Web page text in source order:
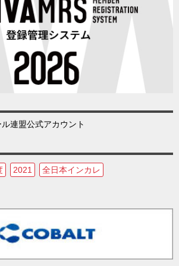
連盟公式アカウント
2021
全日本インカレ